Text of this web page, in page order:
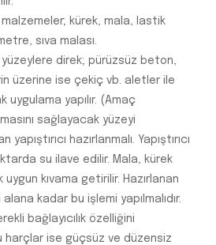
kürek, mala, lastik
sıva malası.
yüzeylere direk; pürüzsüz beton,
üzerine ise çekiç vb. aletler ile
yapılır. (Amaç
sağlayacak yüzeyi
hazırlanmalı. Yapıştırıcı
su ilave edilir. Mala, kürek
uygun kıvama getirilir. Hazırlanan
kadar bu işlemi yapılmalıdır.
bağlayıcılık özelliğini
harçlar ise güçsüz ve düzensiz